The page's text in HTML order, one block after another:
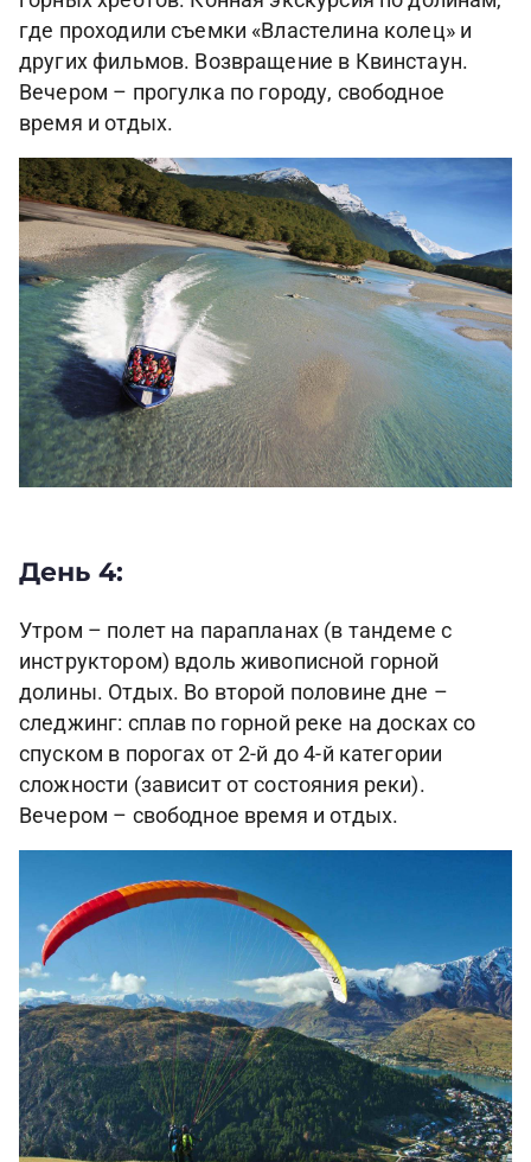
где проходили съемки «Властелина колец» и
других фильмов. Возвращение в Квинстаун.
Вечером – прогулка по городу, свободное
время и отдых.
День 4:
Утром – полет на парапланах (в тандеме с
инструктором) вдоль живописной горной
долины. Отдых. Во второй половине дне –
следжинг: сплав по горной реке на досках со
спуском в порогах от 2-й до 4-й категории
сложности (зависит от состояния реки).
Вечером – свободное время и отдых.